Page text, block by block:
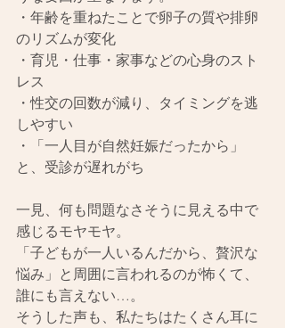
・年齢を重ねたことで卵子の質や排卵
のリズムが変化
・育児・仕事・家事などの心身のスト
レス
・性交の回数が減り、タイミングを逃
しやすい
・「一人目が自然妊娠だったから」
と、受診が遅れがち
一見、何も問題なさそうに見える中で
感じるモヤモヤ。
「子どもが一人いるんだから、贅沢な
悩み」と周囲に言われるのが怖くて、
誰にも言えない…。
そうした声も、私たちはたくさん耳に